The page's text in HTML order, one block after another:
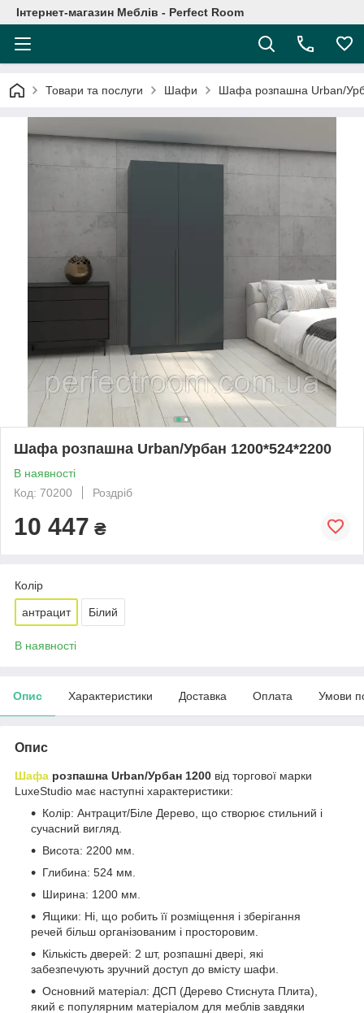
Інтернет-магазин Меблів - Perfect Room
Товари та послуги Шафи Шафа розпашна Urban/
Шафа розпашна Urban/Урбан 1200*524*2200
В наявності
Код: 70200
Роздріб
10 447 ₴
Колір
антрацит Білий
В наявності
Опис Характеристики Доставка Оплата Умови
Опис
Шафа розпашна Urban/Урбан 1200 від торгової марки
LuxeStudio має наступні характеристики:
Колір: Антрацит/Біле Дерево, що створює стильний і
сучасний вигляд.
Висота: 2200 мм.
Глибина: 524 мм.
Ширина: 1200 мм.
Ящики: Ні, що робить її розміщення і зберігання
речей більш організованим і просторовим.
Кількість дверей: 2 шт, розпашні двері, які
забезпечують зручний доступ до вмісту шафи.
Основний матеріал: ДСП (Дерево Стиснута Плита),
який є популярним матеріалом для меблів завдяки